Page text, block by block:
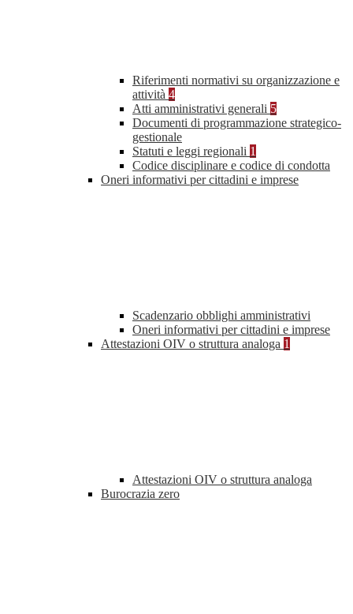
Riferimenti normativi su organizzazione e
attività 4
Atti amministrativi generali 5
Documenti di programmazione strategico-
gestionale
Statuti e leggi regionali 1
Codice disciplinare e codice di condotta
Oneri informativi per cittadini e imprese
Scadenzario obblighi amministrativi
Oneri informativi per cittadini e imprese
Attestazioni OIV o struttura analoga 1
Attestazioni OIV o struttura analoga
Burocrazia zero